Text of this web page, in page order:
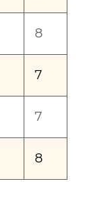
8
7
7
8